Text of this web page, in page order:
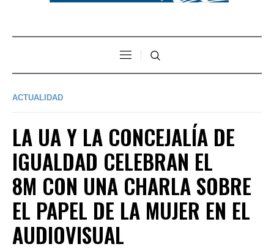
ACTUALIDAD
LA UA Y LA CONCEJALÍA DE
IGUALDAD CELEBRAN EL
8M CON UNA CHARLA SOBRE
EL PAPEL DE LA MUJER EN EL
AUDIOVISUAL